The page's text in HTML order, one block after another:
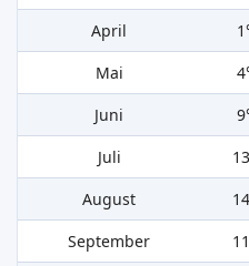
April
Mai
Juni
Juli
August
September